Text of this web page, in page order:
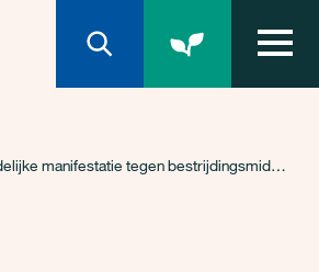
PesticideVrij-dag: landelijke manifestatie tegen bestrijdingsmiddelen